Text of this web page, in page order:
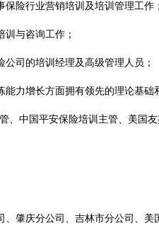
险行业营销培训及培训管理工作
与咨询工作；
司的培训经理及高级管理人员；
力增长方面拥有领先的理论基础
中国平安保险培训主管、美国友
庆分公司、吉林市分公司、美